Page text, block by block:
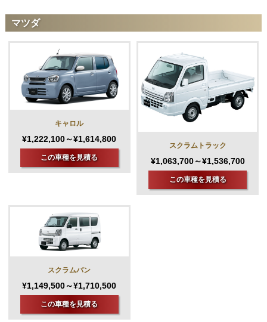
マツダ
キャロル
¥1,222,100～¥1,614,800
この車種を見積る
スクラムトラック
¥1,063,700～¥1,536,700
この車種を見積る
スクラムバン
¥1,149,500～¥1,710,500
この車種を見積る